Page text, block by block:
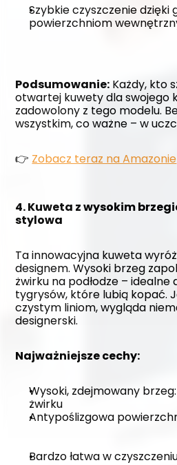
Szybkie czyszczenie dzięki
powierzchniom
Podsumowanie: Każdy, kto
otwartej kuwety dla swojego
zadowolony z tego modelu.
wszystkim, co ważne – w
👉 Zobacz teraz na Amazonie
4. Kuweta z wysokim
stylowa
Ta innowacyjna kuweta
designem. Wysoki brzeg
żwirku na podłodze –
tygrysów, które lubią kopać.
czystym liniom, wygląda
designerski.
Najważniejsze cechy:
Wysoki, zdejmowany
żwirku
Antypoślizgowa
Bardzo łatwa w